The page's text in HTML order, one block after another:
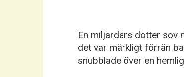
En miljardärs dotter sov
det var märkligt förrän
snubblade över en